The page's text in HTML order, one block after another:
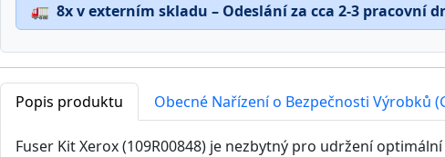
🚛 8x v externím skladu – Odeslání za cca 2-3 pracovní
Popis produktu Obecné Nařízení o Bezpečnosti Výrobků
Fuser Kit Xerox (109R00848) je nezbytný pro udržení